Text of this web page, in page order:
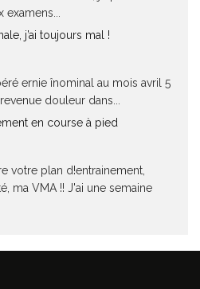
j’ai toujours mal !
ernie înominal au mois avril 5
douleur dans...
en course à pied
votre plan d!entrainement,
ma VMA !! J'ai une semaine